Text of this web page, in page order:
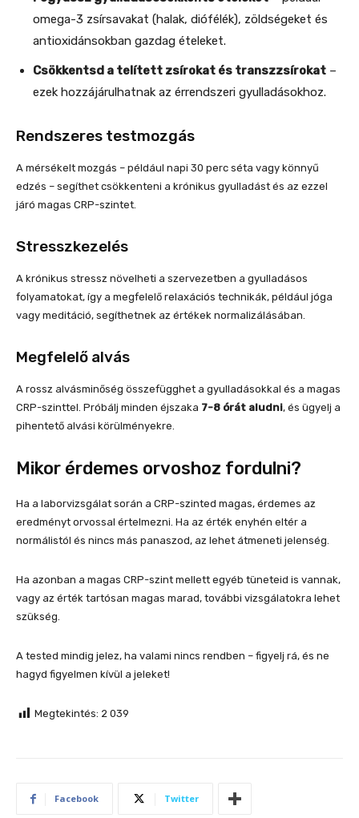
omega-3 zsírsavakat (halak, diófélék), zöldségeket és
antioxidánsokban gazdag ételeket.
Csökkentsd a telített zsírokat és transzzsírokat –
ezek hozzájárulhatnak az érrendszeri gyulladásokhoz.
Rendszeres testmozgás
A mérsékelt mozgás – például napi 30 perc séta vagy könnyű
edzés – segíthet csökkenteni a krónikus gyulladást és az ezzel
járó magas CRP-szintet.
Stresszkezelés
A krónikus stressz növelheti a szervezetben a gyulladásos
folyamatokat, így a megfelelő relaxációs technikák, például jóga
vagy meditáció, segíthetnek az értékek normalizálásában.
Megfelelő alvás
A rossz alvásminőség összefügghet a gyulladásokkal és a magas
CRP-szinttel. Próbálj minden éjszaka 7-8 órát aludni, és ügyelj a
pihentető alvási körülményekre.
Mikor érdemes orvoshoz fordulni?
Ha a laborvizsgálat során a CRP-szinted magas, érdemes az
eredményt orvossal értelmezni. Ha az érték enyhén eltér a
normálistól és nincs más panaszod, az lehet átmeneti jelenség.
Ha azonban a magas CRP-szint mellett egyéb tüneteid is vannak,
vagy az érték tartósan magas marad, további vizsgálatokra lehet
szükség.
A tested mindig jelez, ha valami nincs rendben – figyelj rá, és ne
hagyd figyelmen kívül a jeleket!
Megtekintés: 2 039
Facebook Twitter